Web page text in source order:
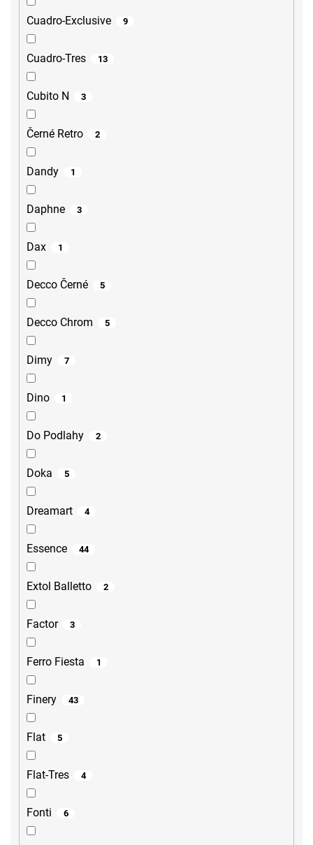
Cuadro-Exclusive 9
Cuadro-Tres 13
Cubito N 3
Černé Retro 2
Dandy 1
Daphne 3
Dax 1
Decco Černé 5
Decco Chrom 5
Dimy 7
Dino 1
Do Podlahy 2
Doka 5
Dreamart 4
Essence 44
Extol Balletto 2
Factor 3
Ferro Fiesta 1
Finery 43
Flat 5
Flat-Tres 4
Fonti 6